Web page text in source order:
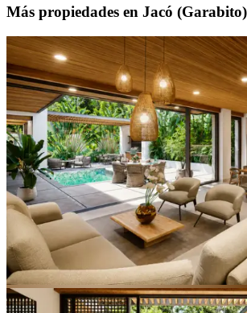
Más propiedades en Jacó (Garabito)